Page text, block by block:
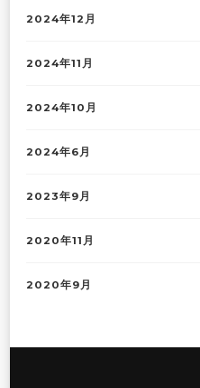
2024年12月
2024年11月
2024年10月
2024年6月
2023年9月
2020年11月
2020年9月